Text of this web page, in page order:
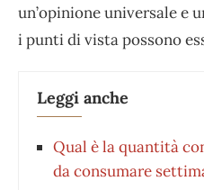
un’opinione universale e
i punti di vista possono
Leggi anche
Qual è la quantità
da consumare